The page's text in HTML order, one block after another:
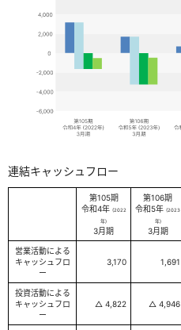
連結キャッシュフロー
第105期
令和4年 (2022
年)
3月期
第106期
令和5年 (2023
年)
3月期
営業活動による
キャッシュフロ
ー
3,170 1,691
投資活動による
キャッシュフロ
ー
△ 4,822 △ 4,946